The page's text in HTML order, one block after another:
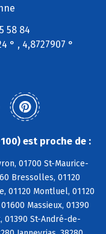
58 84
° , 4,8727907 °
est proche de :
01700 St-Maurice-
Bressolles, 01120
01120 Montluel, 01120
Massieux, 01390
01390 St-André-de-